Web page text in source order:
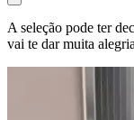
A seleção pode ter
vai te dar muita